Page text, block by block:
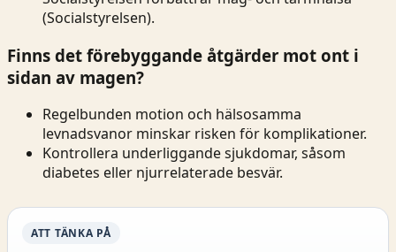
(Socialstyrelsen).
Finns det förebyggande åtgärder mot ont i
sidan av magen?
Regelbunden motion och hälsosamma
levnadsvanor minskar risken för komplikationer.
Kontrollera underliggande sjukdomar, såsom
diabetes eller njurrelaterade besvär.
ATT TÄNKA PÅ